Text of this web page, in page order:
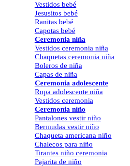
Vestidos bebé
Jesusitos bebé
Ranitas bebé
Capotas bebé
Ceremonia niña
Vestidos ceremonia niña
Chaquetas ceremonia niña
Boleros de niña
Capas de niña
Ceremonia adolescente
Ropa adolescente niña
Vestidos ceremonia
Ceremonia niño
Pantalones vestir niño
Bermudas vestir niño
Chaqueta americana niño
Chalecos para niño
Tirantes niño ceremonia
Pajarita de niño